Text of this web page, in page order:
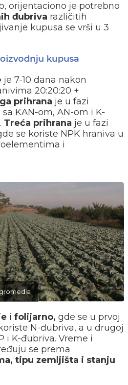
orijentaciono je potrebno
đubriva različitih
kupusa se vrši u 3
kupusa
je 7-10 dana nakon
20:20:20 +
prihrana je u fazi
KAN-om, AN-om i K-
Treća prihrana je u fazi
se koriste NPK hraniva u
i
i folijarno, gde se u prvoj
N-đubriva, a u drugoj
i K-đubriva. Vreme i
se prema
tipu zemljišta i stanju